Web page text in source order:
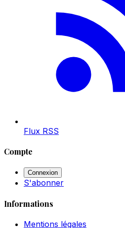
Flux RSS
Compte
Connexion
S'abonner
Informations
Mentions légales